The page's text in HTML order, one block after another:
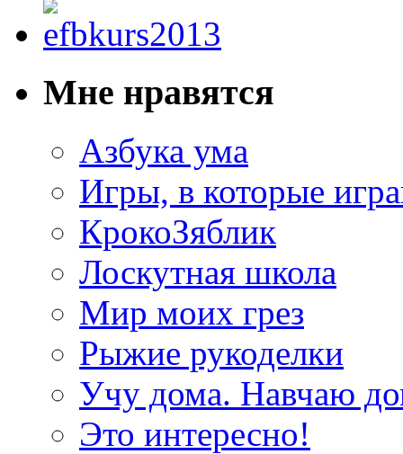
Мне нравятся
Азбука ума
Игры, в которые
КрокоЗяблик
Лоскутная школа
Мир моих грез
Рыжие рукоделки
Учу дома. Навчаю
Это интересно!